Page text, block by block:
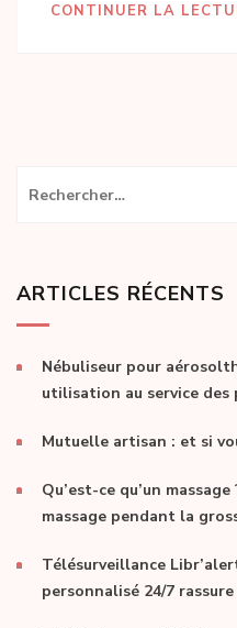
CONTINUER LA
Rechercher :
ARTICLES RÉCENTS
Nébuliseur pour
utilisation au service
Mutuelle artisan : et si
Qu’est-ce qu’un
massage pendant la
Télésurveillance
personnalisé 24/7